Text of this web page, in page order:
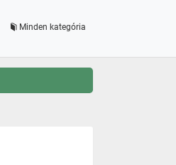
Minden kategória